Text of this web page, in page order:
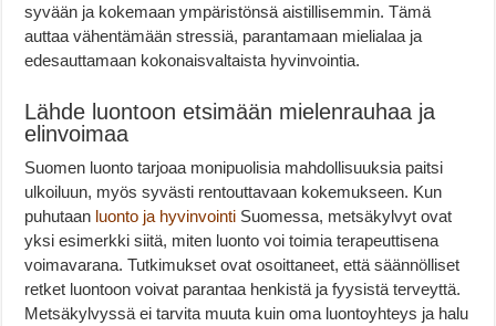
syvään ja kokemaan ympäristönsä aistillisemmin. Tämä
auttaa vähentämään stressiä, parantamaan mielialaa ja
edesauttamaan kokonaisvaltaista hyvinvointia.
Lähde luontoon etsimään mielenrauhaa ja
elinvoimaa
Suomen luonto tarjoaa monipuolisia mahdollisuuksia paitsi
ulkoiluun, myös syvästi rentouttavaan kokemukseen. Kun
puhutaan luonto ja hyvinvointi Suomessa, metsäkylvyt ovat
yksi esimerkki siitä, miten luonto voi toimia terapeuttisena
voimavarana. Tutkimukset ovat osoittaneet, että säännölliset
retket luontoon voivat parantaa henkistä ja fyysistä terveyttä.
Metsäkylvyssä ei tarvita muuta kuin oma luontoyhteys ja halu